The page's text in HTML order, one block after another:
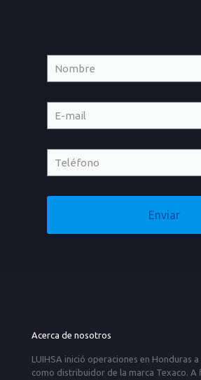
Acerca de nosotros
LUIHSA inició operaciones en Honduras
como distribuidor de la marca Texaco. A